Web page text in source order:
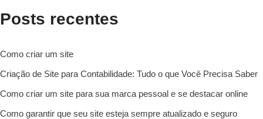
Posts recentes
Como criar um site
Criação de Site para Contabilidade: Tudo o que Você Precisa Saber
Como criar um site para sua marca pessoal e se destacar online
Como garantir que seu site esteja sempre atualizado e seguro